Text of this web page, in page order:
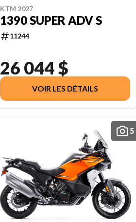
KTM 2027
1390 SUPER ADV S
11244
26 044 $
VOIR LES DÉTAILS
5